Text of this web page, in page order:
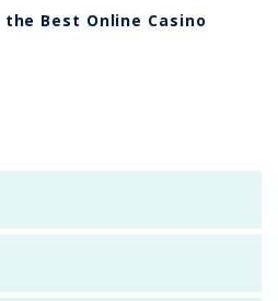
Best Online Casino